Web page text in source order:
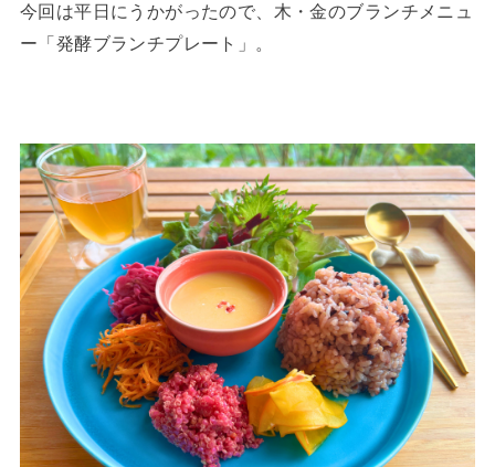
今回は平日にうかがったので、木・金のブランチメニュ
ー「発酵ブランチプレート」。